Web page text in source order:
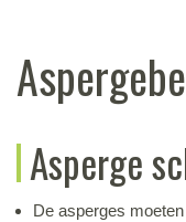
Asperge
De asperges